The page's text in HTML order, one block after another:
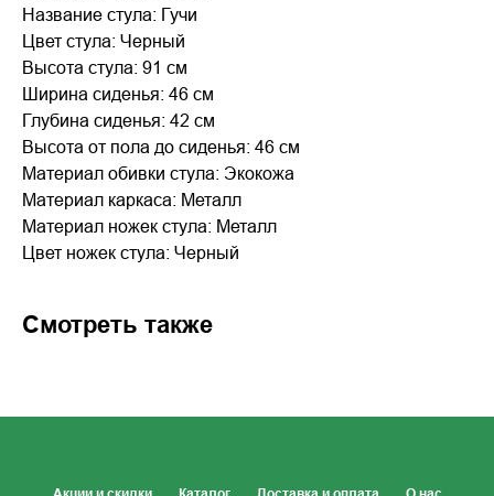
Название стула: Гучи
Цвет стула: Черный
Высота стула: 91 см
Ширина сиденья: 46 см
Глубина сиденья: 42 см
Высота от пола до сиденья: 46 см
Материал обивки стула: Экокожа
Материал каркаса: Металл
Материал ножек стула: Металл
Цвет ножек стула: Черный
Смотреть также